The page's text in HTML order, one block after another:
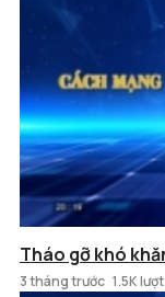
Tháo gỡ khó
3 tháng trước 1.5K